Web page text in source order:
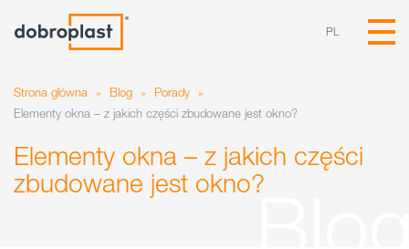
PL
Strona główna » Blog » Porady
»
Elementy okna – z jakich części zbudowane jest okno?
Elementy okna – z jakich części
zbudowane jest okno?